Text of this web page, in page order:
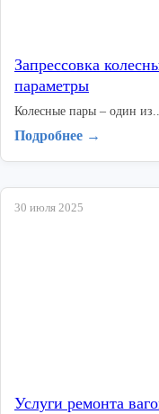
Запрессовка
параметры
Колесные пары – один
Подробнее →
30 июля 2025
Услуги ремонта